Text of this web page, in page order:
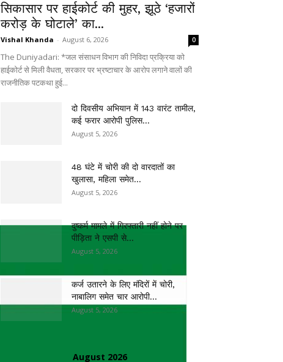
सिकासार पर हाईकोर्ट की मुहर, झूठे ‘हजारों
करोड़ के घोटाले’ का...
Vishal Khanda - August 6, 2026 0
The Duniyadari: *जल संसाधन विभाग की निविदा प्रक्रिया को
हाईकोर्ट से मिली वैधता, सरकार पर भ्रष्टाचार के आरोप लगाने वालों की
राजनीतिक पटकथा हुई...
दो दिवसीय अभियान में 143 वारंट तामील,
कई फरार आरोपी पुलिस...
August 5, 2026
48 घंटे में चोरी की दो वारदातों का
खुलासा, महिला समेत...
August 5, 2026
दुष्कर्म मामले में गिरफ्तारी नहीं होने पर
पीड़िता ने एसपी से...
August 5, 2026
कर्ज उतारने के लिए मंदिरों में चोरी,
नाबालिग समेत चार आरोपी...
August 5, 2026
August 2026